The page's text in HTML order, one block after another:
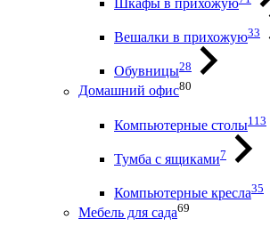
Шкафы в прихожую
Вешалки в прихожую33
Обувницы28
Домашний офис80
Компьютерные столы113
Тумба с ящиками7
Компьютерные кресла35
Мебель для сада69